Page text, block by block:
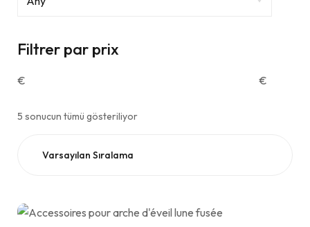
Filtrer par prix
€ €
5 sonucun tümü gösteriliyor